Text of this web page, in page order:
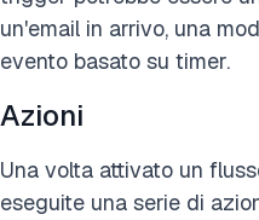
un'email in arrivo, una
evento basato su timer.
Azioni
Una volta attivato un
eseguite una serie di